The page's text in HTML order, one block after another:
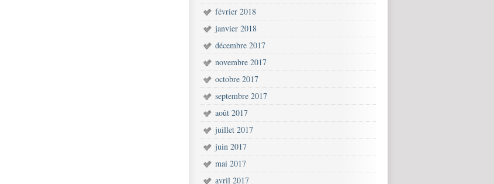
février 2018
janvier 2018
décembre 2017
novembre 2017
octobre 2017
septembre 2017
août 2017
juillet 2017
juin 2017
mai 2017
avril 2017